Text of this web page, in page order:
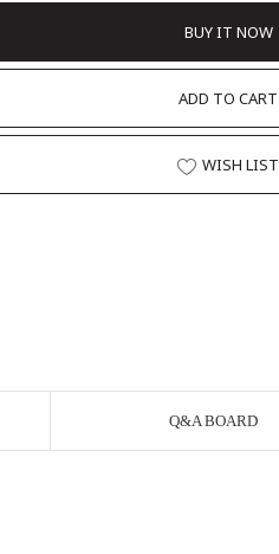
BUY IT NOW
ADD TO CART
WISH LIST
Q&A BOARD